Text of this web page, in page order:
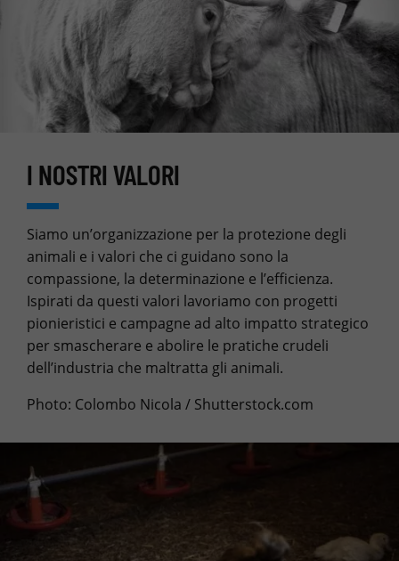
I NOSTRI VALORI
Siamo un’organizzazione per la protezione degli
animali e i valori che ci guidano sono la
compassione, la determinazione e l’efficienza.
Ispirati da questi valori lavoriamo con progetti
pionieristici e campagne ad alto impatto strategico
per smascherare e abolire le pratiche crudeli
dell’industria che maltratta gli animali.
Photo: Colombo Nicola / Shutterstock.com